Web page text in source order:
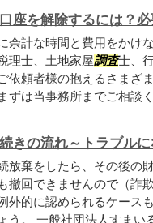
座を解除するには？
余計な時間と費用をかけ
理士、土地家屋調査士、
依頼者様の抱えるさまざ
ずは当事務所までご相談く
きの流れ～トラブル
放棄をしたら、その後の
撤回できませんので（詐
外的に認められるケース
う。 一般社団法人すまい